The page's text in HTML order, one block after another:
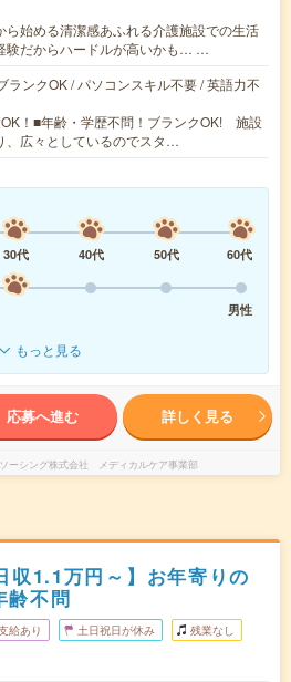
ら始める清潔感あふれる介護施設での生活
験だからハードルが高いかも… …
ランクOK / パソコンスキル不要 / 英語力不
！■年齢・学歴不問！ブランクOK! 施設
、広々としているのでスタ…
30代 40代 50代
60代
男性
もっと見る
応募へ進む 詳しく見る
ーシング株式会社 メディカルケア事業部
収1.1万円～】お年寄りの
齢不問
給あり 土日祝日が休み 残業なし